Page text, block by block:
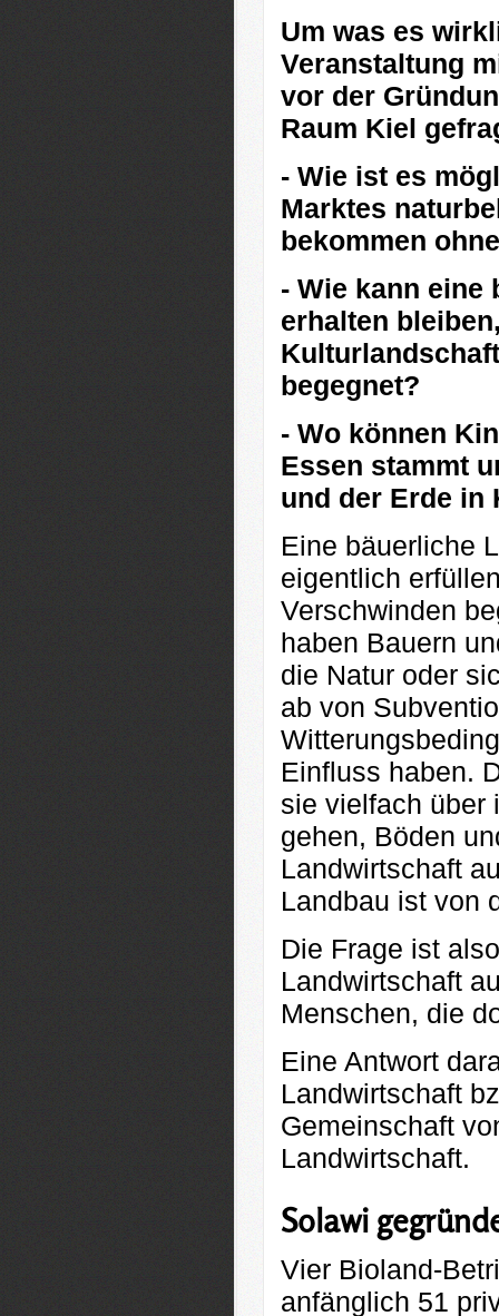
Um was es
Veranstaltung
vor der
Raum Kiel
- Wie ist es
Marktes
bekommen
- Wie kann eine
erhalten
begegnet?
- Wo können
Essen stammt
und der Erde in
Eine bäuerliche
eigentlich
Verschwinden
haben Bauern
die Natur oder
ab von
Einfluss haben.
sie vielfach über
gehen, Böden
Landwirtschaft
Landbau ist von
Die Frage ist
Landwirtschaft
Menschen, die
Eine Antwort
Landwirtschaft
Gemeinschaft
Landwirtschaft.
Solawi
Vier Bioland-
anfänglich 51